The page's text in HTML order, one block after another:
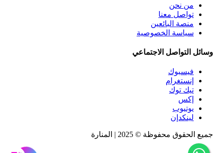
من نحن
تواصل معنا
منصة البائعين
سياسة الخصوصية
وسائل التواصل الاجتماعي
فيسبوك
إنستغرام
تيك توك
إكس
يوتيوب
لينكدإن
جميع الحقوق محفوظة © 2025 | المنارة